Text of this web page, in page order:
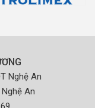
Nghệ An
An